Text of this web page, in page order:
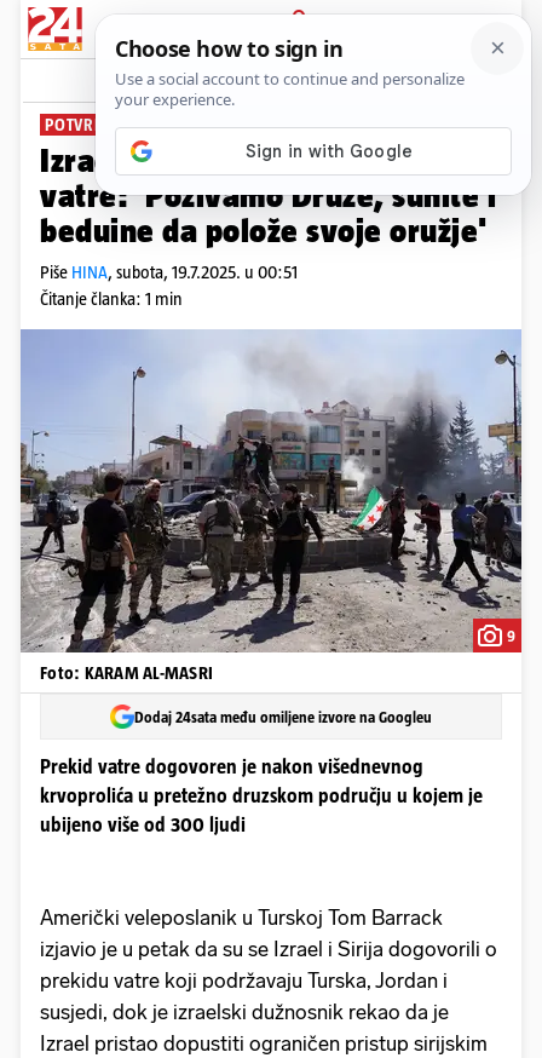
PRIJAVA
News Komentari
POTVRDIO AMERIČKI VELEPOSLANIK
Izrael i Sirija dogovorili prekid
vatre: 'Pozivamo Druze, sunite i
beduine da polože svoje oružje'
Piše HINA, subota, 19.7.2025. u 00:51
Čitanje članka: 1 min
9
Foto: KARAM AL-MASRI
Dodaj 24sata među omiljene izvore na Googleu
Prekid vatre dogovoren je nakon višednevnog
krvoprolića u pretežno druzskom području u kojem je
ubijeno više od 300 ljudi
Američki veleposlanik u Turskoj Tom Barrack
izjavio je u petak da su se Izrael i Sirija dogovorili o
prekidu vatre koji podržavaju Turska, Jordan i
susjedi, dok je izraelski dužnosnik rekao da je
Izrael pristao dopustiti ograničen pristup sirijskim